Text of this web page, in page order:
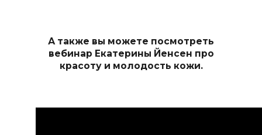
А также вы можете посмотреть
вебинар Екатерины Йенсен про
красоту и молодость кожи.